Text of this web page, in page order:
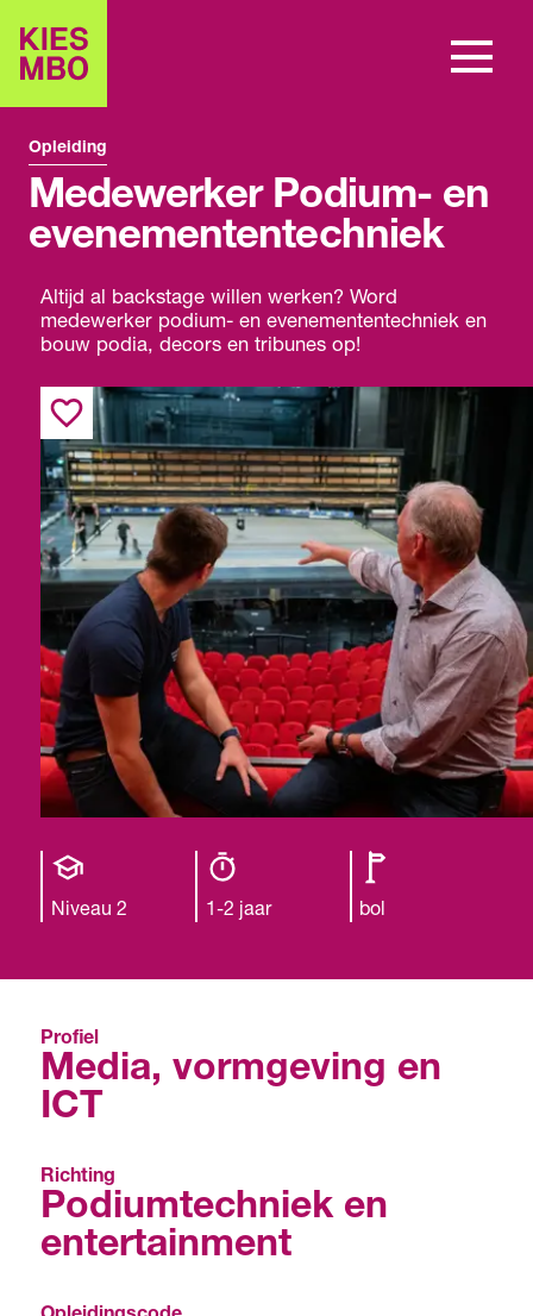
Opleiding
Medewerker Podium- en
evenemententechniek
Altijd al backstage willen werken? Word
medewerker podium- en evenemententechniek en
bouw podia, decors en tribunes op!
Opleiding
niveau
Niveau 2
1-2 jaar
bol
Profiel
Media, vormgeving en
ICT
Richting
Podiumtechniek en
entertainment